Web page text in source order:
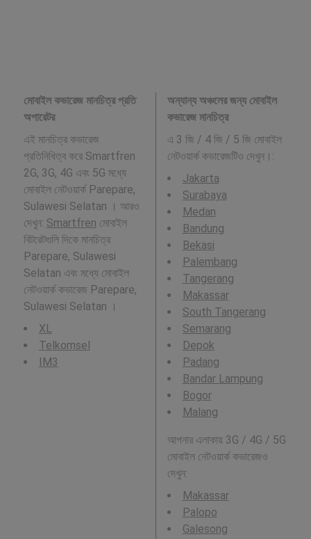
মোবাইল কভারেজ মানচিত্র প্রতি
অপারেটর
এই মানচিত্র কভারেজ
প্রতিনিধিত্ব করে Smartfren
2G, 3G, 4G এবং 5G মধ্যে
মোবাইল নেটওয়ার্ক Parepare,
Sulawesi Selatan । আরও
দেখুন: Smartfren মোবাইল
বিটরেটগুলি দিকে মানচিত্র
Parepare, Sulawesi
Selatan এবং মধ্যে মোবাইল
নেটওয়ার্ক কভারেজ Parepare,
Sulawesi Selatan ।
XL
Telkomsel
IM3
অন্যান্য অঞ্চলের জন্য মোবাইল
কভারেজ মানচিত্র
এ 3 জি / 4 জি / 5 জি মোবাইল
নেটওয়ার্ক কভারেজটিও দেখুন।:
Jakarta
Surabaya
Medan
Bandung
Bekasi
Palembang
Tangerang
Makassar
South Tangerang
Semarang
Depok
Padang
Bandar Lampung
Bogor
Malang
আপনার এলাকায় 3G / 4G / 5G
মোবাইল নেটওয়ার্ক কভারেজও
দেখুন:
Makassar
Palopo
Galesong